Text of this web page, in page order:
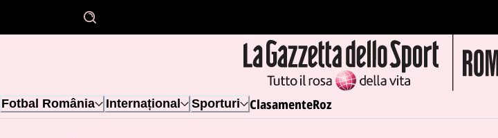
Fotbal România Internațional Sporturi ClasamenteRoz